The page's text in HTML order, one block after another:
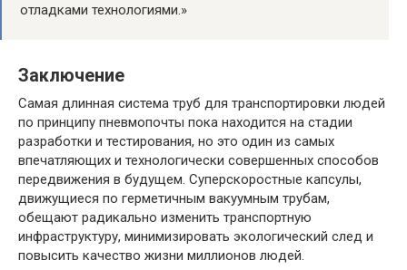
отладками технологиями.»
Заключение
Самая длинная система труб для транспортировки людей
по принципу пневмопочты пока находится на стадии
разработки и тестирования, но это один из самых
впечатляющих и технологически совершенных способов
передвижения в будущем. Суперскоростные капсулы,
движущиеся по герметичным вакуумным трубам,
обещают радикально изменить транспортную
инфраструктуру, минимизировать экологический след и
повысить качество жизни миллионов людей.